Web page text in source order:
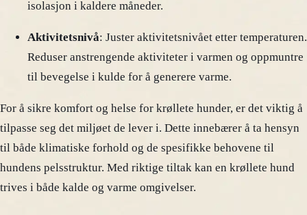
isolasjon i kaldere måneder.
Aktivitetsnivå: Juster aktivitetsnivået etter temperaturen.
Reduser anstrengende aktiviteter i varmen og oppmuntre
til bevegelse i kulde for å generere varme.
For å sikre komfort og helse for krøllete hunder, er det viktig å
tilpasse seg det miljøet de lever i. Dette innebærer å ta hensyn
til både klimatiske forhold og de spesifikke behovene til
hundens pelsstruktur. Med riktige tiltak kan en krøllete hund
trives i både kalde og varme omgivelser.